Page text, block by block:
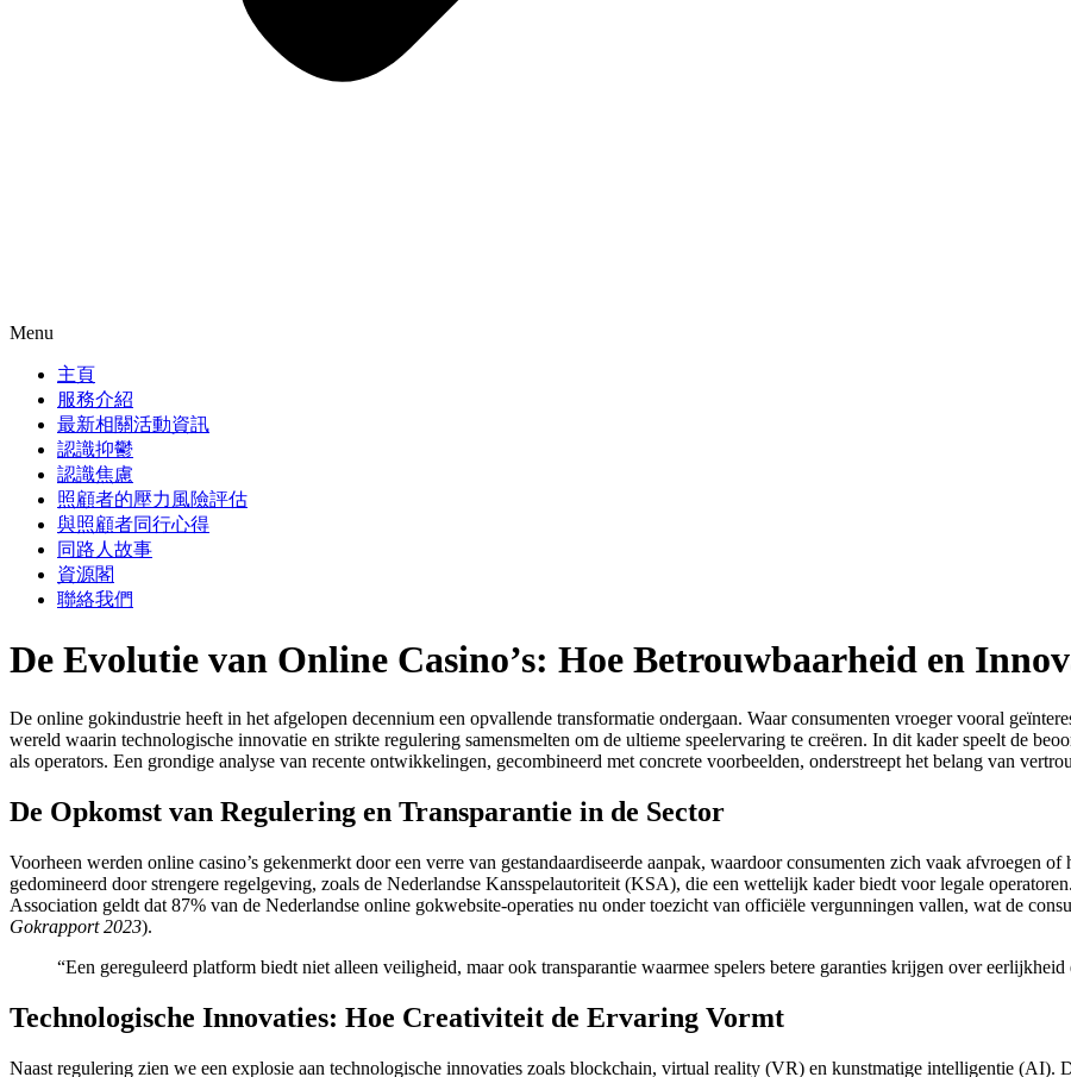
Menu
主頁
服務介紹
最新相關活動資訊
認識抑鬱
認識焦慮
照顧者的壓力風險評估
與照顧者同行心得
同路人故事
資源閣
聯絡我們
De Evolutie van Online Casino’s: Hoe Betrouwbaarheid en
De online gokindustrie heeft in het afgelopen decennium een opvallende transformatie ondergaan. Waar consumenten vroeger vooral
wereld waarin technologische innovatie en strikte regulering samensmelten om de ultieme speelervaring te creëren. In dit kader speelt de
als operators. Een grondige analyse van recente ontwikkelingen, gecombineerd met concrete voorbeelden, onderstreept het belang van
De Opkomst van Regulering en Transparantie in de Sector
Voorheen werden online casino’s gekenmerkt door een verre van gestandaardiseerde aanpak, waardoor consumenten zich vaak afvroegen
gedomineerd door strengere regelgeving, zoals de Nederlandse Kansspelautoriteit (KSA), die een wettelijk kader biedt voor legale
Association geldt dat 87% van de Nederlandse online gokwebsite-operaties nu onder toezicht van officiële vergunningen vallen, wat de
Gokrapport 2023).
“Een gereguleerd platform biedt niet alleen veiligheid, maar ook transparantie waarmee spelers betere garanties krijgen over
Technologische Innovaties: Hoe Creativiteit de Ervaring Vormt
Naast regulering zien we een explosie aan technologische innovaties zoals blockchain, virtual reality (VR) en kunstmatige intelligentie (AI).